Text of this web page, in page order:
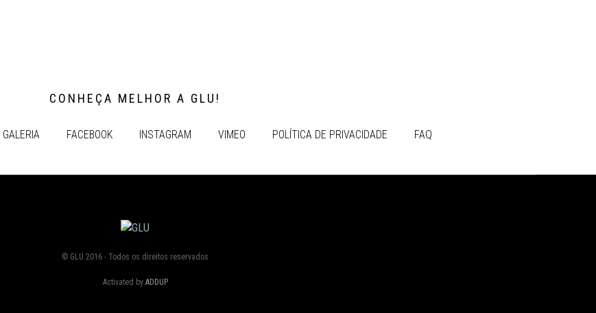
CONHEÇA MELHOR A GLU!
GALERIA FACEBOOK INSTAGRAM VIMEO POLÍTICA DE PRIVACIDADE FAQ
© GLU 2016 - Todos os direitos reservados
Activated by ADDUP